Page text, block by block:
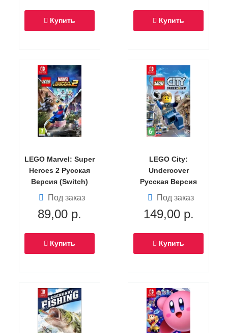
Купить Купить
LEGO Marvel: Super
Heroes 2 Русская
Версия (Switch)
Под заказ
89,00 р.
Купить
LEGO City:
Undercover
Русская Версия
(Switch)
Под заказ
149,00р.
Купить